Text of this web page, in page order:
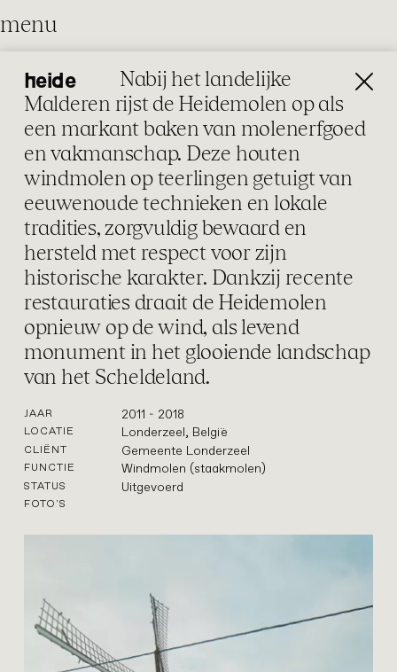
menu
architectuur restauratie
heide
Nabij het landelijke
Malderen rijst de Heidemolen op als
een markant baken van molenerfgoed
en vakmanschap. Deze houten
windmolen op teerlingen getuigt van
eeuwenoude technieken en lokale
tradities, zorgvuldig bewaard en
hersteld met respect voor zijn
historische karakter. Dankzij recente
restauraties draait de Heidemolen
opnieuw op de wind, als levend
monument in het glooiende landschap
van het Scheldeland.
JAAR 2011 - 2018
LOCATIE Londerzeel, België
CLIËNT Gemeente Londerzeel
FUNCTIE Windmolen (staakmolen)
STATUS Uitgevoerd
FOTO'S
restauratie
Onze restauraties combineren
vakmanschap met hedendaagse
inzichten. Met respect voor het erfgoed
herstellen we gebouwen en maken we
ze toekomstklaar — zorgvuldig,
duurzaam en met oog voor detail.
Soms vloeit restauratie over in
architectuur: ingrepen die het erfgoed
versterken en het gebouw klaar maken
voor de volgende generaties.
korn